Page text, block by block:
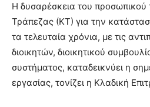
Η δυσαρέσκεια του προσωπικού
Τράπεζας (ΚΤ) για την
τα τελευταία χρόνια, με τις
διοικητών, διοικητικού
συστήματος, καταδεικνύει η
εργασίας, τονίζει η Κλαδική